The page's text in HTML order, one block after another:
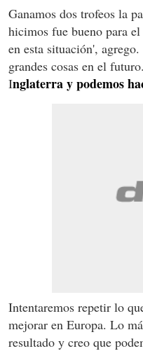
Ganamos dos trofeos la
hicimos fue bueno para
en esta situación',
grandes cosas en el
Inglaterra y podemos
Intentaremos repetir lo
mejorar en Europa. Lo
resultado y creo que